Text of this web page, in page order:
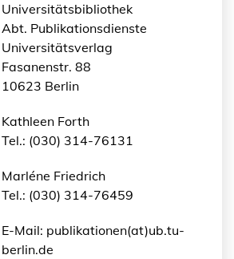
Universitätsbibliothek
Abt. Publikationsdienste
Universitätsverlag
Fasanenstr. 88
10623 Berlin
Kathleen Forth
Tel.: (030) 314-76131
Marléne Friedrich
Tel.: (030) 314-76459
E-Mail: publikationen(at)ub.tu-
berlin.de